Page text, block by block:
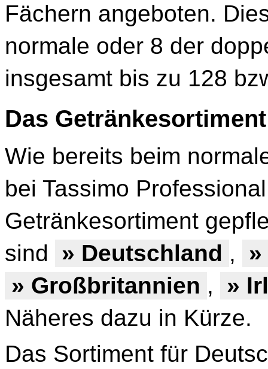
Fächern angeboten.
normale oder 8 der
insgesamt bis zu 128
Das Getränkesortiment
Wie bereits beim
bei Tassimo
Getränkesortiment
sind
» Deutschland ,
» Großbritannien ,
»
Näheres dazu in Kürze.
Das Sortiment für